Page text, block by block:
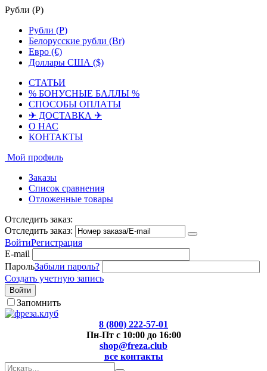
Рубли (Р)
Рубли (Р)
Белорусские рубли (Br)
Евро (€)
Доллары США ($)
СТАТЬИ
% БОНУСНЫЕ БАЛЛЫ %
СПОСОБЫ ОПЛАТЫ
✈ ДОСТАВКА ✈
О НАС
КОНТАКТЫ
Мой профиль
Заказы
Список сравнения
Отложенные товары
Отследить заказ:
Отследить заказ:
ВойтиРегистрация
E-mail
ПарольЗабыли пароль?
Создать учетную запись
Войти
Запомнить
8 (800) 222-57-01
Пн-Пт с 10:00 до 16:00
shop@freza.club
все контакты